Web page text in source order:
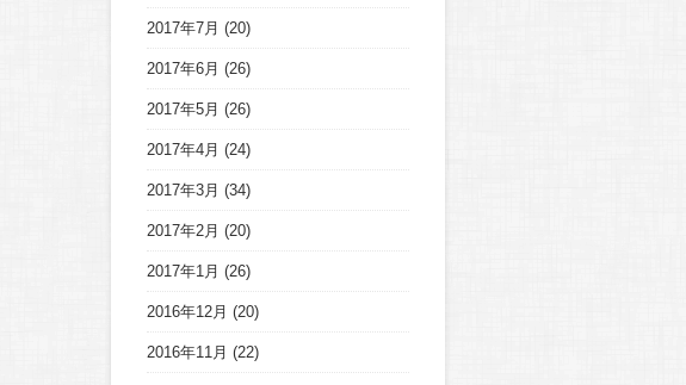
2017年7月 (20)
2017年6月 (26)
2017年5月 (26)
2017年4月 (24)
2017年3月 (34)
2017年2月 (20)
2017年1月 (26)
2016年12月 (20)
2016年11月 (22)